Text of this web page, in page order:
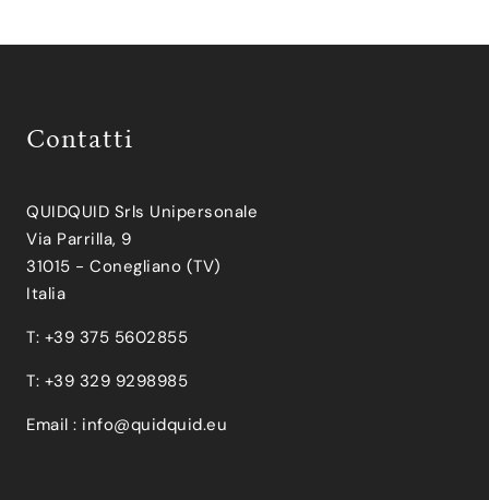
Contatti
QUIDQUID Srls Unipersonale
Via Parrilla, 9
31015 - Conegliano (TV)
Italia
T: +39 375 5602855
T: +39 329 9298985
Email : info@quidquid.eu